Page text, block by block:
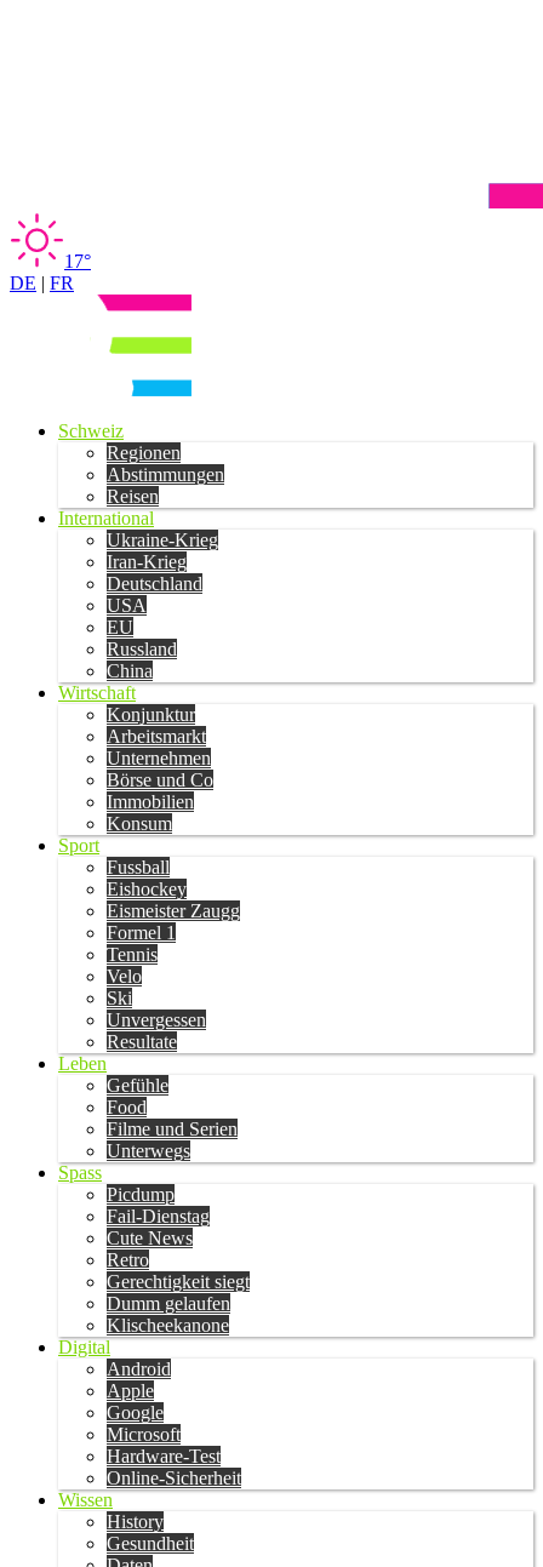
17°
DE | FR
Schweiz
Regionen
Abstimmungen
Reisen
International
Ukraine-Krieg
Iran-Krieg
Deutschland
USA
EU
Russland
China
Wirtschaft
Konjunktur
Arbeitsmarkt
Unternehmen
Börse und Co
Immobilien
Konsum
Sport
Fussball
Eishockey
Eismeister Zaugg
Formel 1
Tennis
Velo
Ski
Unvergessen
Resultate
Leben
Gefühle
Food
Filme und Serien
Unterwegs
Spass
Picdump
Fail-Dienstag
Cute News
Retro
Gerechtigkeit siegt
Dumm gelaufen
Klischeekanone
Digital
Android
Apple
Google
Microsoft
Hardware-Test
Online-Sicherheit
Wissen
History
Gesundheit